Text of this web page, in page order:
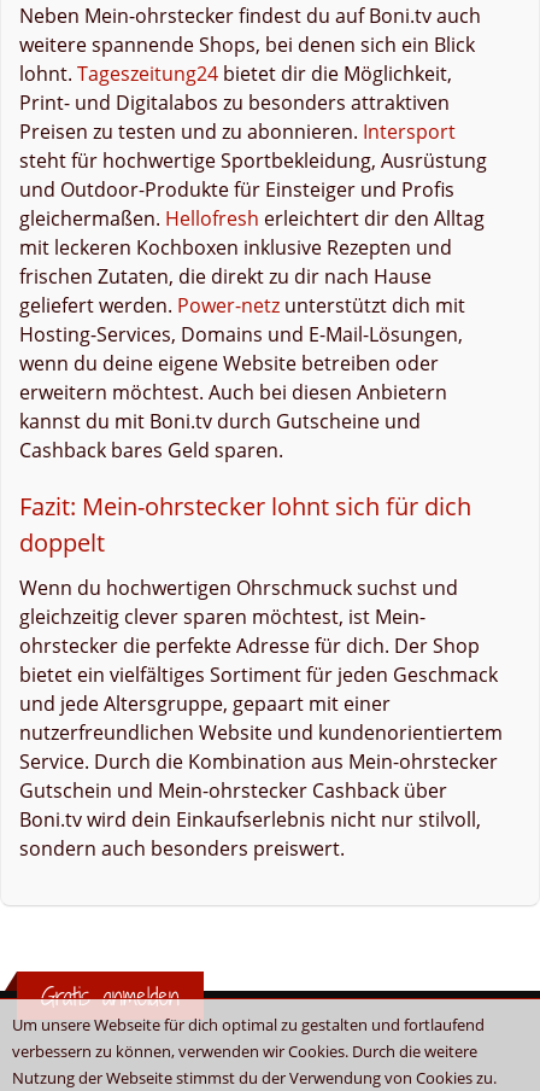
Um unsere Webseite für dich optimal zu gestalten und fortlaufend
verbessern zu können, verwenden wir Cookies. Durch die weitere
Nutzung der Webseite stimmst du der Verwendung von Cookies zu.
Neben Mein-ohrstecker findest du auf Boni.tv auch
weitere spannende Shops, bei denen sich ein Blick
lohnt. Tageszeitung24 bietet dir die Möglichkeit,
Print- und Digitalabos zu besonders attraktiven
Preisen zu testen und zu abonnieren. Intersport
steht für hochwertige Sportbekleidung, Ausrüstung
und Outdoor-Produkte für Einsteiger und Profis
gleichermaßen. Hellofresh erleichtert dir den Alltag
mit leckeren Kochboxen inklusive Rezepten und
frischen Zutaten, die direkt zu dir nach Hause
geliefert werden. Power-netz unterstützt dich mit
Hosting-Services, Domains und E-Mail-Lösungen,
wenn du deine eigene Website betreiben oder
erweitern möchtest. Auch bei diesen Anbietern
kannst du mit Boni.tv durch Gutscheine und
Cashback bares Geld sparen.
Fazit: Mein-ohrstecker lohnt sich für dich
doppelt
Wenn du hochwertigen Ohrschmuck suchst und
gleichzeitig clever sparen möchtest, ist Mein-
ohrstecker die perfekte Adresse für dich. Der Shop
bietet ein vielfältiges Sortiment für jeden Geschmack
und jede Altersgruppe, gepaart mit einer
nutzerfreundlichen Website und kundenorientiertem
Service. Durch die Kombination aus Mein-ohrstecker
Gutschein und Mein-ohrstecker Cashback über
Boni.tv wird dein Einkaufserlebnis nicht nur stilvoll,
sondern auch besonders preiswert.
Gratis anmelden